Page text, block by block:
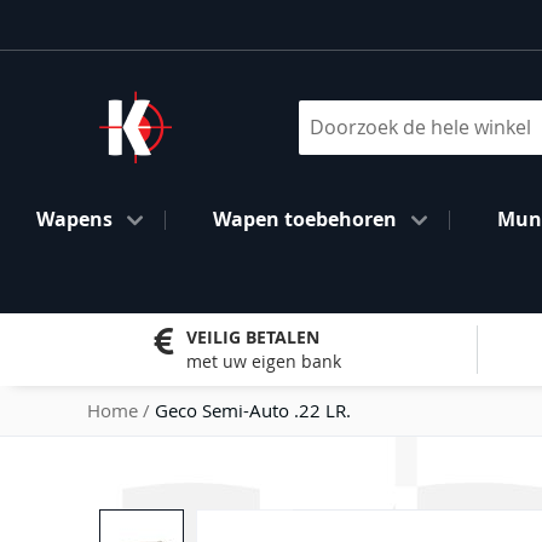
naar
inhoud
Wapens Wapen toebehoren
VEILIG BETALEN
met uw eigen bank
Home Geco Semi-Auto .22 LR.